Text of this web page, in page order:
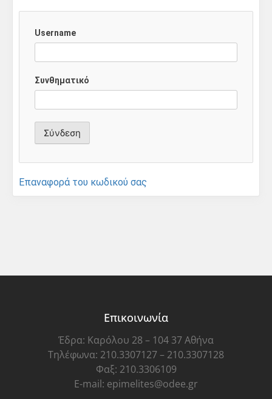
Username
Συνθηματικό
Επαναφορά του κωδικού σας
Επικοινωνία
Έδρα: Καρόλου 28 – 104 37 Αθήνα
Τηλέφωνα: 210.3307127 – 210.3307128
Φαξ: 210.3306109
E-mail: epimelites@odee.gr